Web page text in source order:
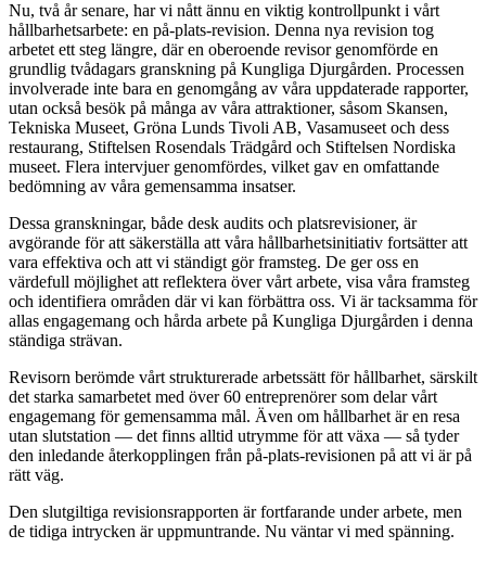
Nu, två år senare, har vi nått ännu en viktig kontrollpunkt i vårt
hållbarhetsarbete: en på-plats-revision. Denna nya revision tog
arbetet ett steg längre, där en oberoende revisor genomförde en
grundlig tvådagars granskning på Kungliga Djurgården. Processen
involverade inte bara en genomgång av våra uppdaterade rapporter,
utan också besök på många av våra attraktioner, såsom Skansen,
Tekniska Museet, Gröna Lunds Tivoli AB, Vasamuseet och dess
restaurang, Stiftelsen Rosendals Trädgård och Stiftelsen Nordiska
museet. Flera intervjuer genomfördes, vilket gav en omfattande
bedömning av våra gemensamma insatser.
Dessa granskningar, både desk audits och platsrevisioner, är
avgörande för att säkerställa att våra hållbarhetsinitiativ fortsätter att
vara effektiva och att vi ständigt gör framsteg. De ger oss en
värdefull möjlighet att reflektera över vårt arbete, visa våra framsteg
och identifiera områden där vi kan förbättra oss. Vi är tacksamma för
allas engagemang och hårda arbete på Kungliga Djurgården i denna
ständiga strävan.
Revisorn berömde vårt strukturerade arbetssätt för hållbarhet, särskilt
det starka samarbetet med över 60 entreprenörer som delar vårt
engagemang för gemensamma mål. Även om hållbarhet är en resa
utan slutstation — det finns alltid utrymme för att växa — så tyder
den inledande återkopplingen från på-plats-revisionen på att vi är på
rätt väg.
Den slutgiltiga revisionsrapporten är fortfarande under arbete, men
de tidiga intrycken är uppmuntrande. Nu väntar vi med spänning.